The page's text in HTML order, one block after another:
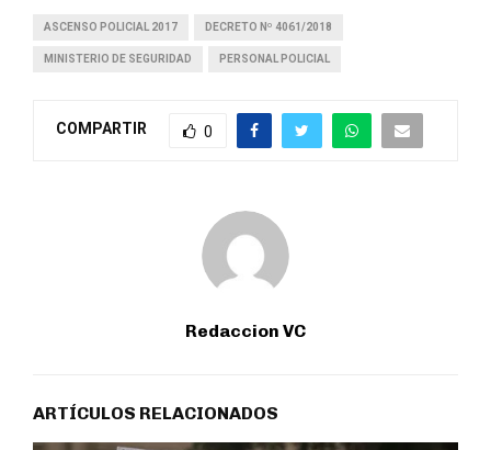
ASCENSO POLICIAL 2017 DECRETO Nº 4061/2018
MINISTERIO DE SEGURIDAD PERSONAL POLICIAL
COMPARTIR 0
Redaccion VC
ARTÍCULOS RELACIONADOS